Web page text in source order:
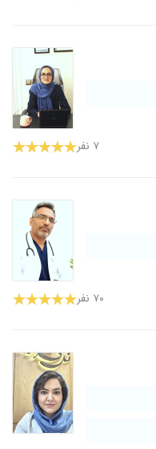
۷ نفر
۷۰ نفر